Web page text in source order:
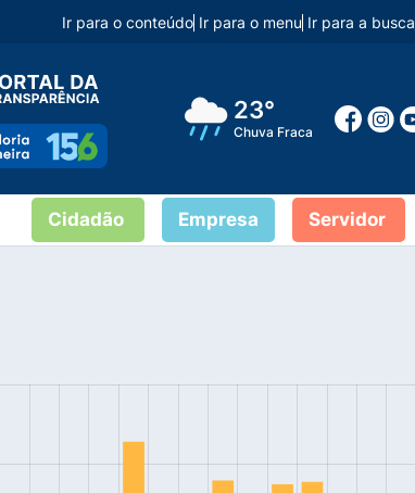
Ir para o conteúdo Ir para o menu Ir para a busca
23°
Chuva Fraca
Cidadão Empresa Servidor